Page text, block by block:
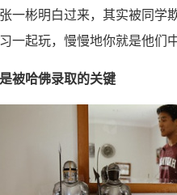
彬明白过来，其实被同学
一起玩，慢慢地你就是他们
被哈佛录取的关键